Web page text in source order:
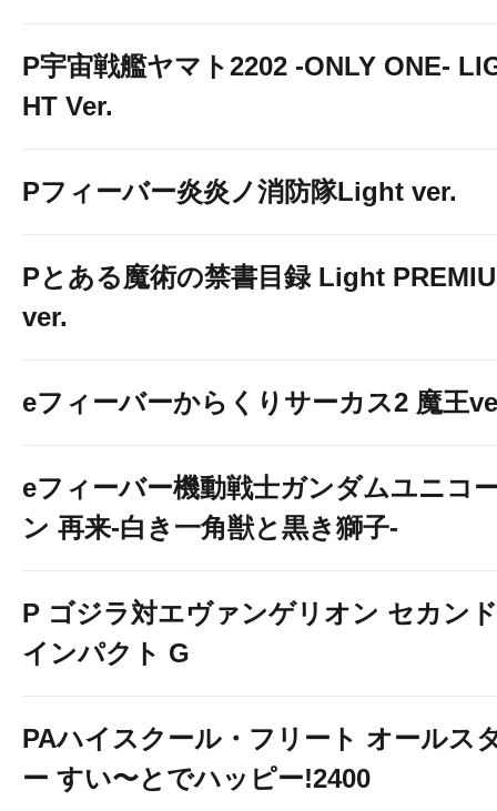
P宇宙戦艦ヤマト2202 -ONLY ONE-
HT Ver.
Pフィーバー炎炎ノ消防隊Light ver.
Pとある魔術の禁書目録 Light
ver.
eフィーバーからくりサーカス2 魔王
eフィーバー機動戦士ガンダムユニコ
ン 再来-白き一角獣と黒き獅子-
P ゴジラ対エヴァンゲリオン セカンド
インパクト G
PAハイスクール・フリート オールス
ー すい〜とでハッピー!2400